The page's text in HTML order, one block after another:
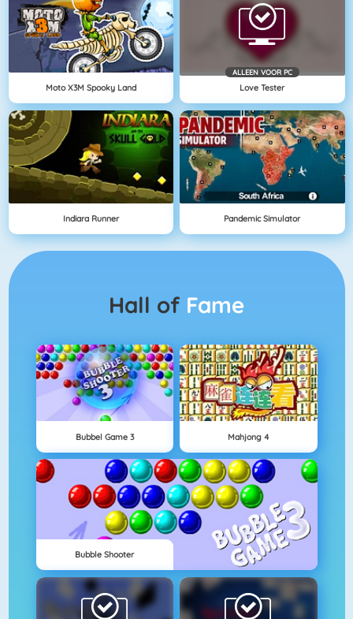
Moto X3M Spooky Land
ALLEEN VOOR PC
Love Tester
Indiara Runner Pandemic Simulator
Hall of Fame
Bubbel Game 3 Mahjong 4
Bubble Shooter